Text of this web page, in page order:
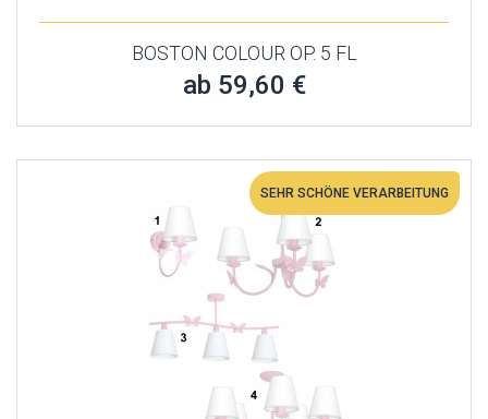
BOSTON COLOUR OP. 5 FL
ab 59,60 €
SEHR SCHÖNE VERARBEITUNG